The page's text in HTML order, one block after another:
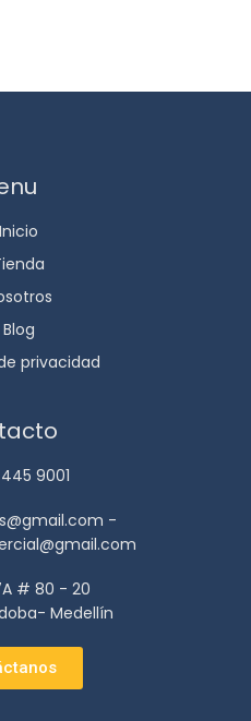
Inicio
Blog
privacidad
9001
-
# 80 - 20
Medellín